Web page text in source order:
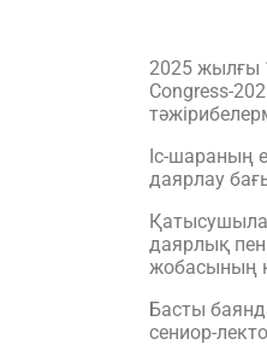
2025 жылғы
Congress-
Іс-шараның
даярлау
даярлық пен
жобасының
Басты
сениор-